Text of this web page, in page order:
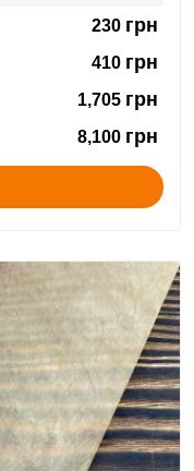
230 грн
410 грн
1,705 грн
8,100 грн